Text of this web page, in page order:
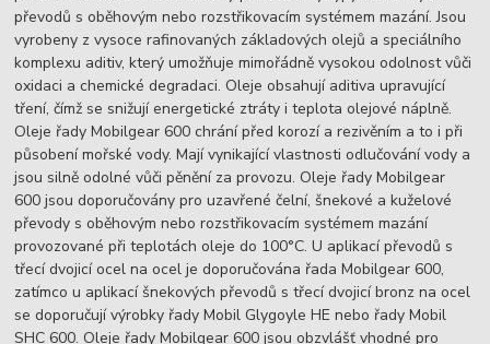
převodů s oběhovým nebo rozstřikovacím systémem mazání. Jsou
vyrobeny z vysoce rafinovaných základových olejů a speciálního
komplexu aditiv, který umožňuje mimořádně vysokou odolnost vůči
oxidaci a chemické degradaci. Oleje obsahují aditiva upravující
tření, čímž se snižují energetické ztráty i teplota olejové náplně.
Oleje řady Mobilgear 600 chrání před korozí a rezivěním a to i při
působení mořské vody. Mají vynikající vlastnosti odlučování vody a
jsou silně odolné vůči pěnění za provozu. Oleje řady Mobilgear
600 jsou doporučovány pro uzavřené čelní, šnekové a kuželové
převody s oběhovým nebo rozstřikovacím systémem mazání
provozované při teplotách oleje do 100°C. U aplikací převodů s
třecí dvojicí ocel na ocel je doporučována řada Mobilgear 600,
zatímco u aplikací šnekových převodů s třecí dvojicí bronz na ocel
se doporučují výrobky řady Mobil Glygoyle HE nebo řady Mobil
SHC 600. Oleje řady Mobilgear 600 jsou obzvlášť vhodné pro